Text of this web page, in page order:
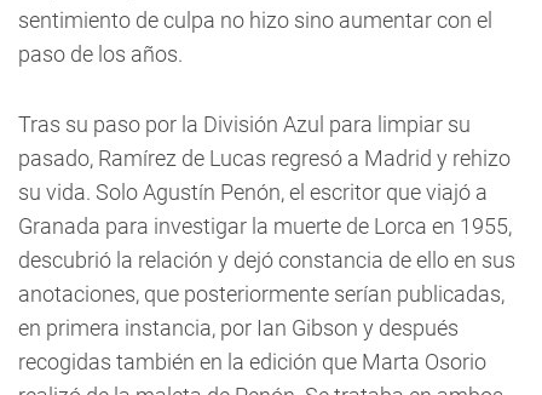
sentimiento de culpa no hizo sino aumentar con el
paso de los años.
Tras su paso por la División Azul para limpiar su
pasado, Ramírez de Lucas regresó a Madrid y rehizo
su vida. Solo Agustín Penón, el escritor que viajó a
Granada para investigar la muerte de Lorca en 1955,
descubrió la relación y dejó constancia de ello en sus
anotaciones, que posteriormente serían publicadas,
en primera instancia, por Ian Gibson y después
recogidas también en la edición que Marta Osorio